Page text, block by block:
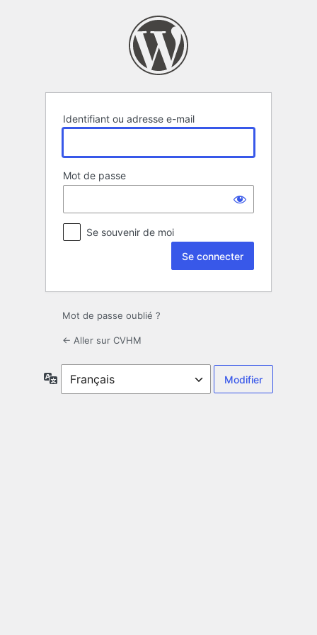
Identifiant ou adresse e-mail
Mot de passe
Se souvenir de moi
Mot de passe oublié ?
← Aller sur CVHM
Langue